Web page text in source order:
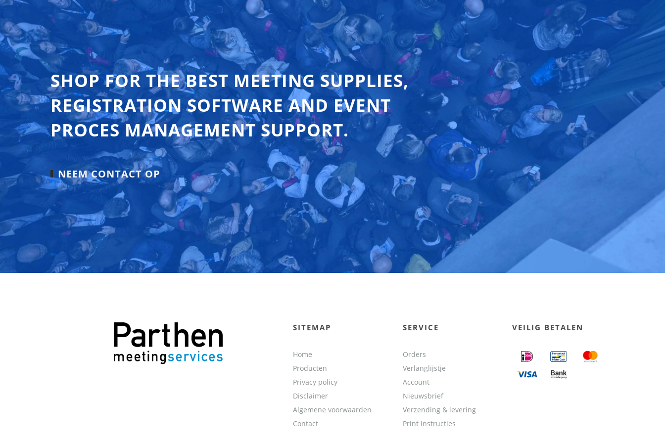
SHOP FOR THE BEST MEETING SUPPLIES,
REGISTRATION SOFTWARE AND EVENT
PROCES MANAGEMENT SUPPORT.
NEEM CONTACT OP
SITEMAP
Home
Producten
Privacy policy
Disclaimer
Algemene voorwaarden
Contact
SERVICE
Orders
Verlanglijstje
Account
Nieuwsbrief
Verzending & levering
Print instructies
VEILIG BETALEN